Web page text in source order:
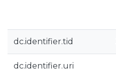
dc.identifier.tid
dc.identifier.uri